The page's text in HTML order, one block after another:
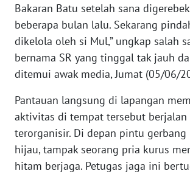
Bakaran Batu setelah sana
beberapa bulan lalu. Sekarang
dikelola oleh si Mul,” ungkap salah
bernama SR yang tinggal tak jauh
ditemui awak media, Jumat (05/06/
Pantauan langsung di lapangan
aktivitas di tempat tersebut berjalan
terorganisir. Di depan pintu gerbang
hijau, tampak seorang pria kurus
hitam berjaga. Petugas jaga ini
WN
SERAMBI
WN
JAMBI
WN
SULTRA
WN
NTB